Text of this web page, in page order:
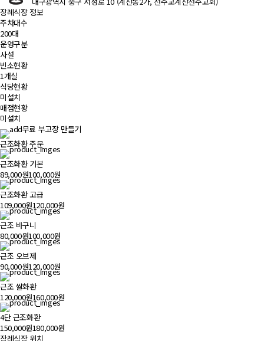
장례식장 정보
주차대수
200대
운영구분
사설
빈소현황
1개실
식당현황
미설치
매점현황
미설치
무료 부고장 만들기
근조화환 주문
근조화환 기본
89,000원100,000원
근조화환 고급
109,000원120,000원
근조 바구니
80,000원100,000원
근조 오브제
90,000원120,000원
근조 쌀화환
120,000원160,000원
4단 근조화환
150,000원180,000원
장례식장 위치500m